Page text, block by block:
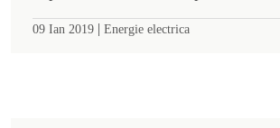
09 Ian 2019 | Energie electrica